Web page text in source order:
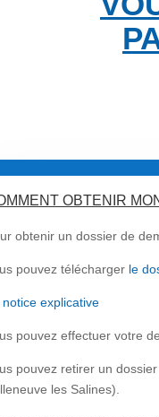
OBTENIR
obtenir un dossier de
pouvez télécharger le
notice explicative
pouvez effectuer votre
pouvez retirer un
les Salines).